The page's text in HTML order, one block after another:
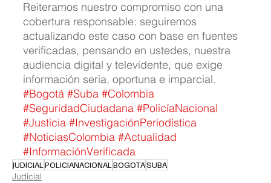
Reiteramos nuestro compromiso con una
cobertura responsable: seguiremos
actualizando este caso con base en fuentes
verificadas, pensando en ustedes, nuestra
audiencia digital y televidente, que exige
información seria, oportuna e imparcial.
#Bogotá #Suba #Colombia
#SeguridadCiudadana #PolicíaNacional
#Justicia #InvestigaciónPeriodística
#NoticiasColombia #Actualidad
#InformaciónVerificada
JUDICIAL POLICIANACIONAL BOGOTASUBA
Judicial